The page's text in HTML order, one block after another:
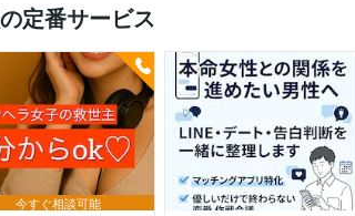
定番サービス
今すぐ相談可能